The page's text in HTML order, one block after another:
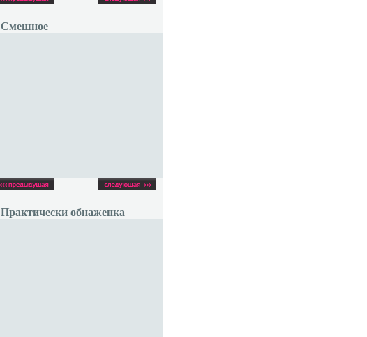
Смешное
Практически обнаженка